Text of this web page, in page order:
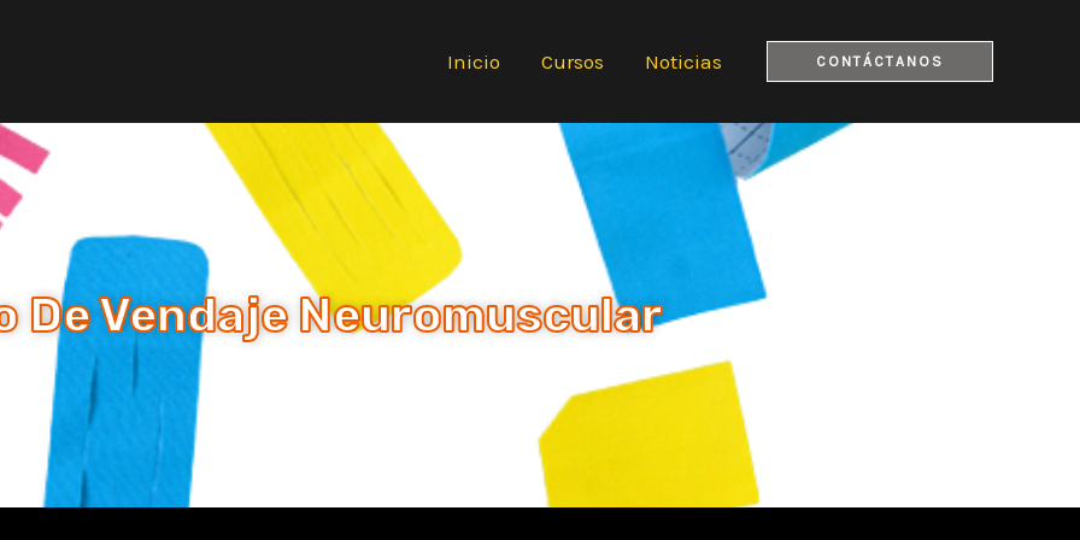
Inicio Cursos Noticias CONTÁCTANOS
De Vendaje Neuromuscular